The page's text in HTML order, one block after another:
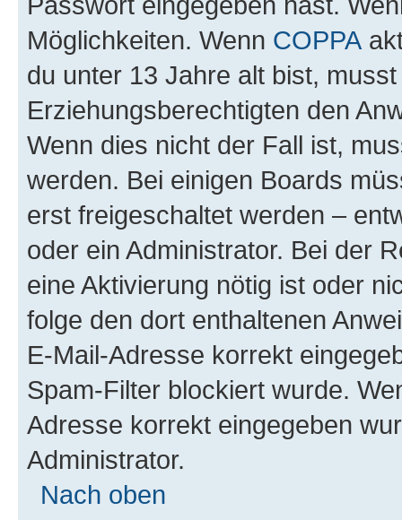
Möglichkeiten. Wenn COPPA
du unter 13 Jahre alt bist,
Erziehungsberechtigten den
Wenn dies nicht der Fall ist,
werden. Bei einigen Boards
erst freigeschaltet werden –
oder ein Administrator. Bei der
eine Aktivierung nötig ist oder
folge den dort enthaltenen
E-Mail-Adresse korrekt
Spam-Filter blockiert wurde.
Adresse korrekt eingegeben
Administrator.
Nach oben